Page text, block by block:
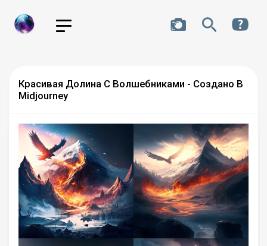
Красивая Долина С Волшебниками - Создано В
Midjourney